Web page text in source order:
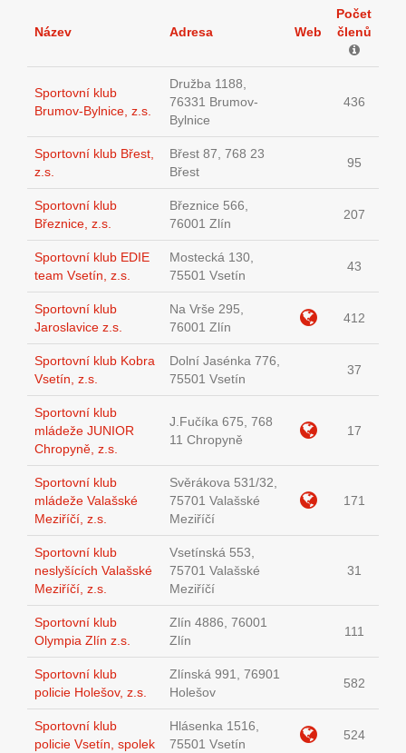
Název Adresa Web
Počet
členů
Sportovní klub
Brumov-Bylnice, z.s.
Družba 1188,
76331 Brumov-
Bylnice
436
Sportovní klub Břest,
z.s.
Břest 87, 768 23
Břest
95
Sportovní klub
Březnice, z.s.
Březnice 566,
76001 Zlín
207
Sportovní klub EDIE
team Vsetín, z.s.
Mostecká 130,
75501 Vsetín
43
Sportovní klub
Jaroslavice z.s.
Na Vrše 295,
76001 Zlín
412
Sportovní klub Kobra
Vsetín, z.s.
Dolní Jasénka 776,
75501 Vsetín
37
Sportovní klub
mládeže JUNIOR
Chropyně, z.s.
J.Fučíka 675, 768
11 Chropyně
17
Sportovní klub
mládeže Valašské
Meziříčí, z.s.
Svěrákova 531/32,
75701 Valašské
Meziříčí
171
Sportovní klub
neslyšících Valašské
Meziříčí, z.s.
Vsetínská 553,
75701 Valašské
Meziříčí
31
Sportovní klub
Olympia Zlín z.s.
Zlín 4886, 76001
Zlín
111
Sportovní klub
policie Holešov, z.s.
Zlínská 991, 76901
Holešov
582
Sportovní klub
policie Vsetín, spolek
Hlásenka 1516,
75501 Vsetín
524